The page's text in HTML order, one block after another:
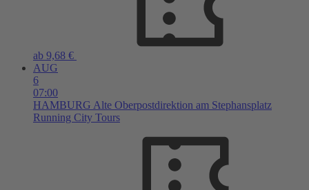
ab 9,68 €
AUG
6
07:00
HAMBURG Alte Oberpostdirektion am Stephansplatz
Running City Tours